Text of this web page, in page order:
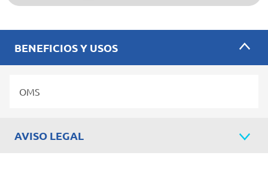
BENEFICIOS Y USOS
OMS
AVISO LEGAL